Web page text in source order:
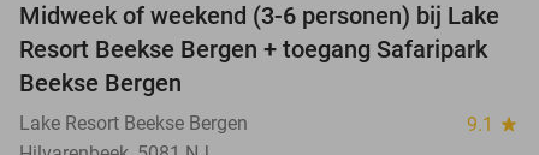
53%
Midweek of weekend (3-6 personen) bij Lake
Resort Beekse Bergen + toegang Safaripark
Beekse Bergen
Lake Resort Beekse Bergen 9.1 star